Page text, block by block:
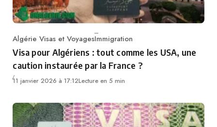
Category
Algérie Visas et VoyagesImmigration
Visa pour Algériens : tout comme les USA, une
caution instaurée par la France ?
11 janvier 2026 à 17:12Lecture en 5 min